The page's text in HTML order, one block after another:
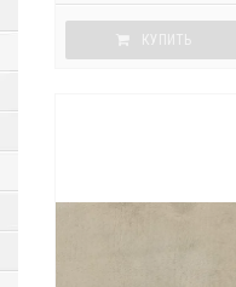
КУПИТЬ